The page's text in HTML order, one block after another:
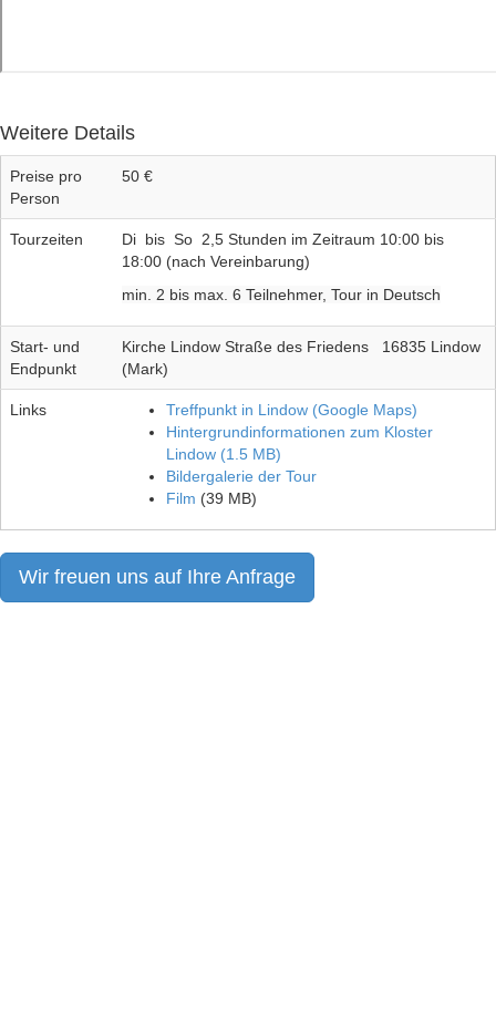
Weitere Details
Preise pro
Person
50 €
Tourzeiten
Di bis So 2,5 Stunden im Zeitraum 10:00 bis
18:00 (nach Vereinbarung)
min. 2 bis max. 6 Teilnehmer, Tour in Deutsch
Start- und
Endpunkt
Kirche Lindow Straße des Friedens 16835 Lindow
(Mark)
Links
Treffpunkt in Lindow (Google Maps)
Hintergrundinformationen zum Kloster
Lindow (1.5 MB)
Bildergalerie der Tour
Film (39 MB)
Wir freuen uns auf Ihre Anfrage